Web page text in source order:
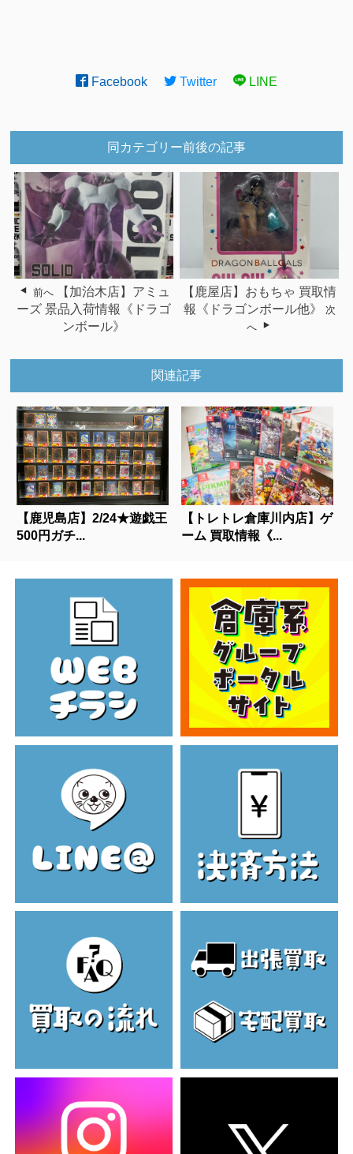
Facebook Twitter LINE
同カテゴリー前後の記事
前へ
【加治木店】アミュ
ーズ 景品入荷情報《ドラゴ
ンボール》
【鹿屋店】おもちゃ 買取情
報《ドラゴンボール他》
次
へ
関連記事
【鹿児島店】2/24★遊戯王
500円ガチ...
【トレトレ倉庫川内店】ゲ
ーム 買取情報《...